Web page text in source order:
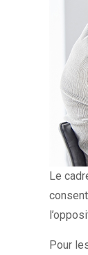
Le
Pour